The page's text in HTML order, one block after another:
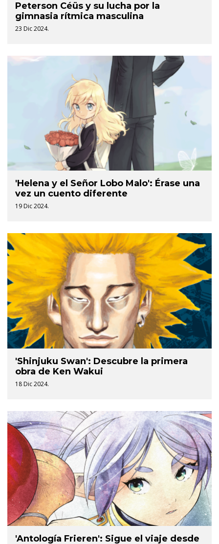
Peterson Céüs y su lucha por la
gimnasia rítmica masculina
23 Dic 2024.
'Helena y el Señor Lobo Malo': Érase una
vez un cuento diferente
19 Dic 2024.
'Shinjuku Swan': Descubre la primera
obra de Ken Wakui
18 Dic 2024.
'Antología Frieren': Sigue el viaje desde